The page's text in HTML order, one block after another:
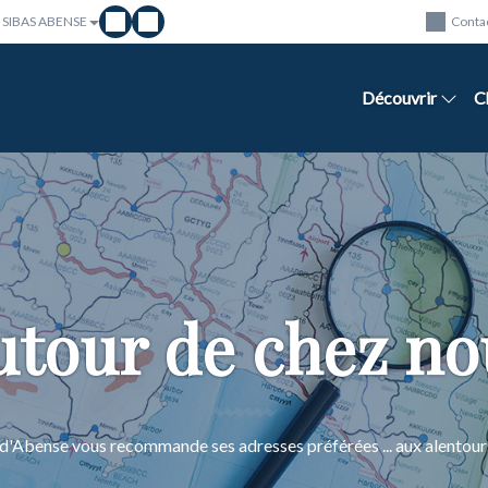
ABENSE
Découvrir
de chez
vous recommande ses adresses préférées ... aux